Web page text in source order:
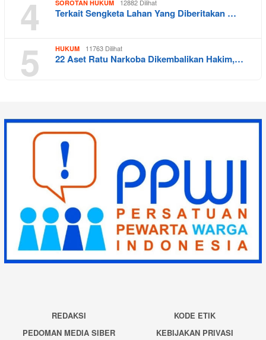
4 SOROTAN HUKUM 12882 Dilihat
Terkait Sengketa Lahan Yang Diberitakan …
5 HUKUM 11763 Dilihat
22 Aset Ratu Narkoba Dikembalikan Hakim,…
REDAKSI
KODE ETIK
PEDOMAN MEDIA SIBER
KEBIJAKAN PRIVASI